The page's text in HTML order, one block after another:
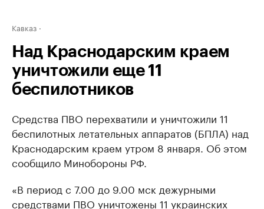
Кавказ
Над Краснодарским краем
уничтожили еще 11
беспилотников
Средства ПВО перехватили и уничтожили 11
беспилотных летательных аппаратов (БПЛА) над
Краснодарским краем утром 8 января. Об этом
сообщило Минобороны РФ.
«В период с 7.00 до 9.00 мск дежурными
средствами ПВО уничтожены 11 украинских